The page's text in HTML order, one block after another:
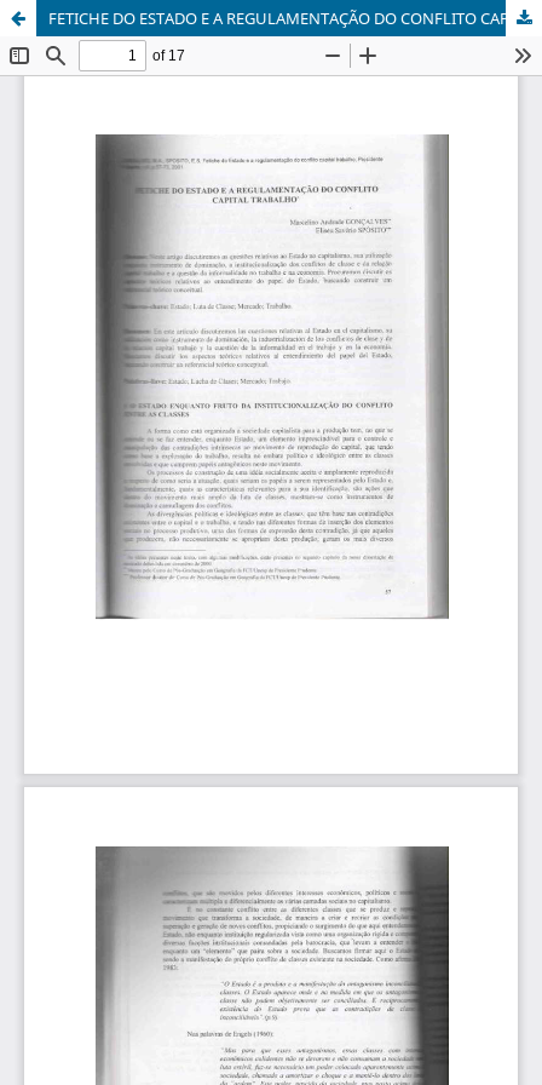
FETICHE DO ESTADO E A REGULAMENTAÇÃO DO CONFLITO CAPITAL TRABALHO